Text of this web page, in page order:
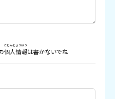
個人情報
こじんじょうほう
は書かないでね